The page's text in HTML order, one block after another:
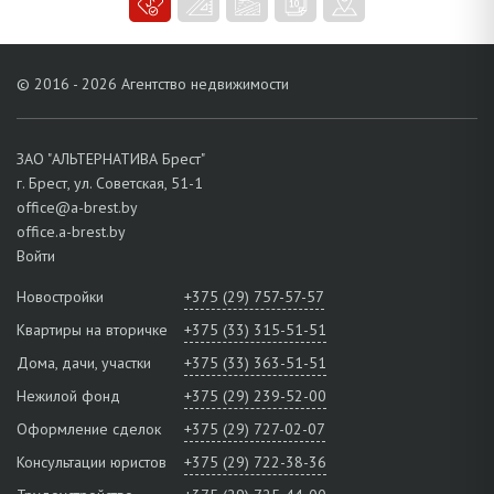
© 2016 - 2026 Агентство недвижимости
ЗАО "АЛЬТЕРНАТИВА Брест"
г. Брест, ул. Советская, 51-1
office@a-brest.by
office.a-brest.by
Войти
Новостройки
+375 (29) 757-57-57
Квартиры на вторичке
+375 (33) 315-51-51
Дома, дачи, участки
+375 (33) 363-51-51
Нежилой фонд
+375 (29) 239-52-00
Оформление сделок
+375 (29) 727-02-07
Консультации юристов
+375 (29) 722-38-36